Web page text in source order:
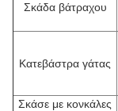
Σκάδα βάτραχου
Κατεβάστρα γάτας
Σκάσε με κονκάλες